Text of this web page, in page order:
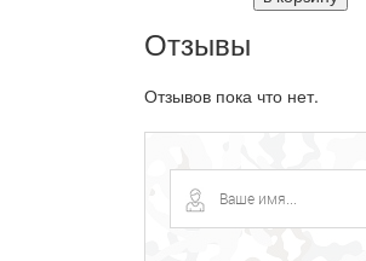
Отзывы
Отзывов пока что нет.